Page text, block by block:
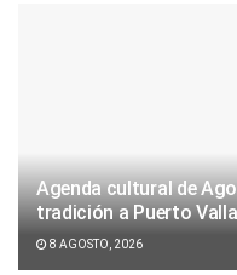
Agenda cultural de
tradición a Puerto
8 AGOSTO, 2026